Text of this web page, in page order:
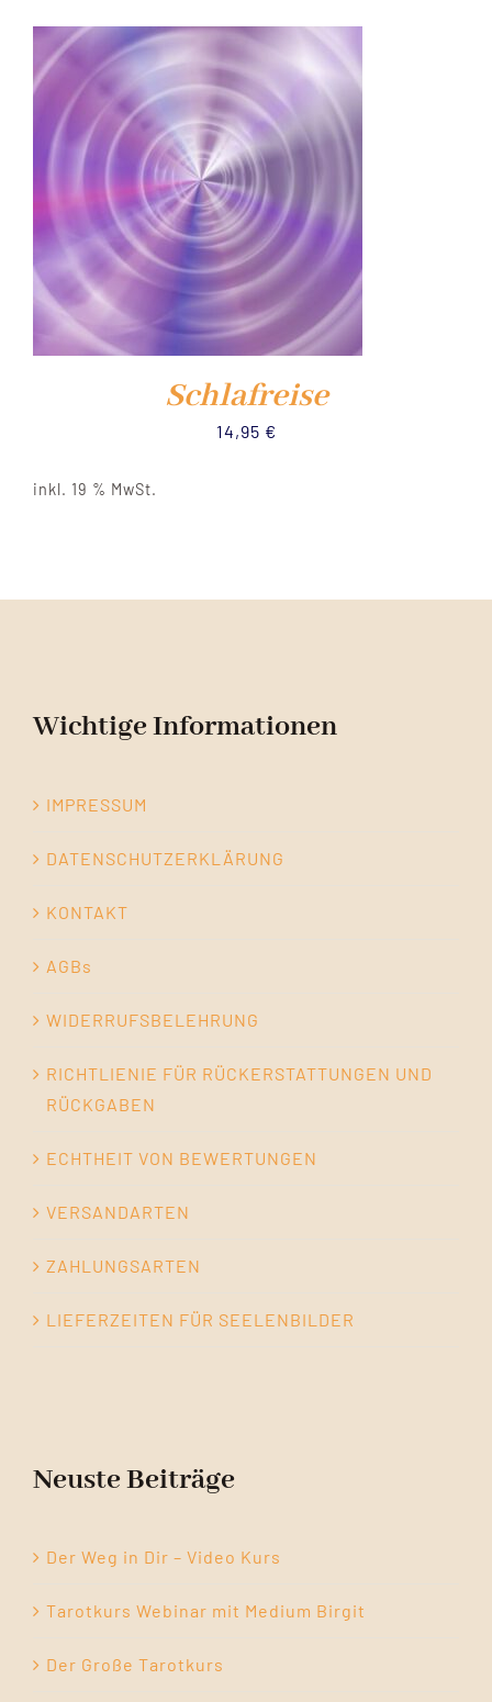
NEWS
YOUTUBE
KURS PRÜFUNG
SHOP
WARENKORB
Schlafreise
14,95 €
inkl. 19 % MwSt.
Wichtige Informationen
IMPRESSUM
DATENSCHUTZERKLÄRUNG
KONTAKT
AGBs
WIDERRUFSBELEHRUNG
RICHTLIENIE FÜR RÜCKERSTATTUNGEN UND
RÜCKGABEN
ECHTHEIT VON BEWERTUNGEN
VERSANDARTEN
ZAHLUNGSARTEN
LIEFERZEITEN FÜR SEELENBILDER
Neuste Beiträge
Der Weg in Dir – Video Kurs
Tarotkurs Webinar mit Medium Birgit
Der Große Tarotkurs